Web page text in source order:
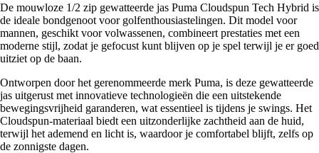
De mouwloze 1/2 zip gewatteerde jas Puma Cloudspun Tech Hybrid is
de ideale bondgenoot voor golfenthousiastelingen. Dit model voor
mannen, geschikt voor volwassenen, combineert prestaties met een
moderne stijl, zodat je gefocust kunt blijven op je spel terwijl je er goed
uitziet op de baan.
Ontworpen door het gerenommeerde merk Puma, is deze gewatteerde
jas uitgerust met innovatieve technologieën die een uitstekende
bewegingsvrijheid garanderen, wat essentieel is tijdens je swings. Het
Cloudspun-materiaal biedt een uitzonderlijke zachtheid aan de huid,
terwijl het ademend en licht is, waardoor je comfortabel blijft, zelfs op
de zonnigste dagen.